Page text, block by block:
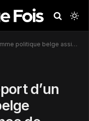
assistait la naissance de l’Europe
d’un